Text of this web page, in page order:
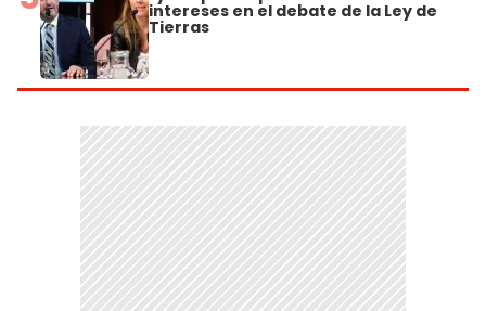
intereses en el debate de la Ley de
Tierras